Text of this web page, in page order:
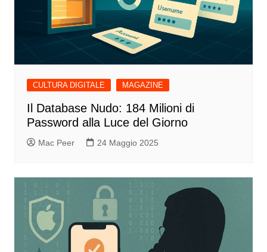
CULTURA DIGITALE MAGAZINE
Il Database Nudo: 184 Milioni di
Password alla Luce del Giorno
Mac Peer 24 Maggio 2025